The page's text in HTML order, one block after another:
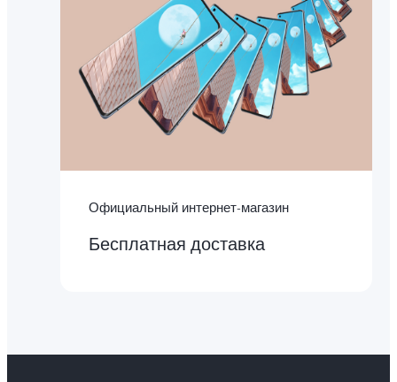
Официальный интернет-магазин
Бесплатная доставка